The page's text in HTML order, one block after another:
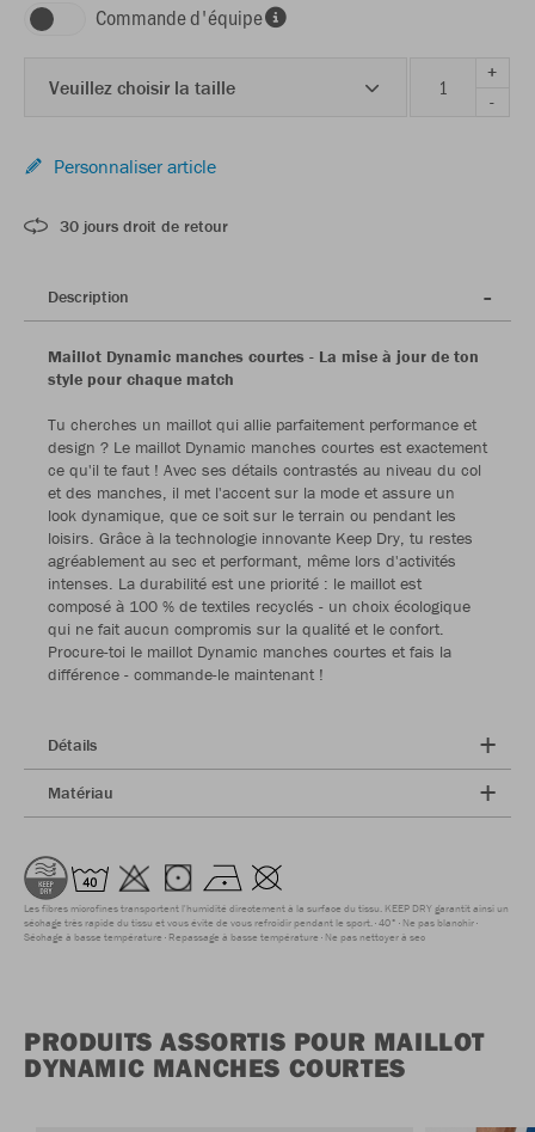
Commande d'équipe
Veuillez choisir la taille
+
-
Personnaliser article
30 jours droit de retour
Description
Maillot Dynamic manches courtes - La mise à jour de ton
style pour chaque match
Tu cherches un maillot qui allie parfaitement performance et
design ? Le maillot Dynamic manches courtes est exactement
ce qu'il te faut ! Avec ses détails contrastés au niveau du col
et des manches, il met l'accent sur la mode et assure un
look dynamique, que ce soit sur le terrain ou pendant les
loisirs. Grâce à la technologie innovante Keep Dry, tu restes
agréablement au sec et performant, même lors d'activités
intenses. La durabilité est une priorité : le maillot est
composé à 100 % de textiles recyclés - un choix écologique
qui ne fait aucun compromis sur la qualité et le confort.
Procure-toi le maillot Dynamic manches courtes et fais la
différence - commande-le maintenant !
Détails
Matériau
Les fibres microfines transportent l'humidité directement à la surface du tissu. KEEP DRY garantit ainsi un
séchage très rapide du tissu et vous évite de vous refroidir pendant le sport. 40° Ne pas blanchir
Séchage à basse température Repassage à basse température Ne pas nettoyer à sec
PRODUITS ASSORTIS POUR MAILLOT
DYNAMIC MANCHES COURTES